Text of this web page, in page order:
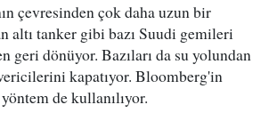
çevresinden çok daha uzun bir
altı tanker gibi bazı Suudi gemileri
geri dönüyor. Bazıları da su yolundan
kapatıyor. Bloomberg'in
de kullanılıyor.